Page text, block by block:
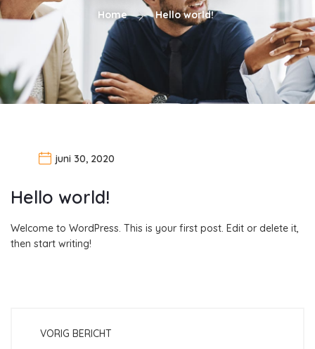
Home Hello world!
juni 30, 2020
Hello world!
Welcome to WordPress. This is your first post. Edit or delete it,
then start writing!
VORIG BERICHT